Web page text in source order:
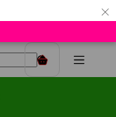
×
Winkelwagen